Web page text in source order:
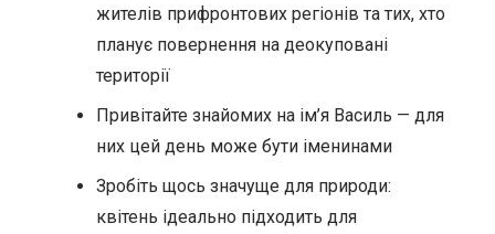
жителів прифронтових регіонів та тих, хто
планує повернення на деокуповані
території
Привітайте знайомих на ім’я Василь — для
них цей день може бути іменинами
Зробіть щось значуще для природи:
квітень ідеально підходить для